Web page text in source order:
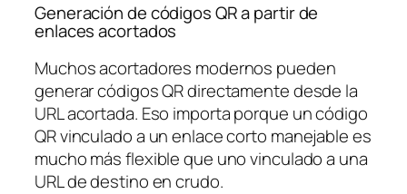
Generación de códigos QR a partir de
enlaces acortados
Muchos acortadores modernos pueden
generar códigos QR directamente desde la
URL acortada. Eso importa porque un código
QR vinculado a un enlace corto manejable es
mucho más flexible que uno vinculado a una
URL de destino en crudo.